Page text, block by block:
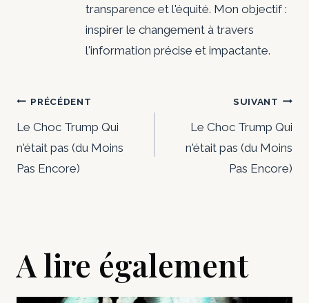
transparence et l'équité. Mon objectif :
inspirer le changement à travers
l'information précise et impactante.
Navigation
de
l’article
PRÉCÉDENT
Le Choc Trump Qui
n'était pas (du Moins
Pas Encore)
SUIVANT
Le Choc Trump Qui
n'était pas (du Moins
Pas Encore)
A lire également